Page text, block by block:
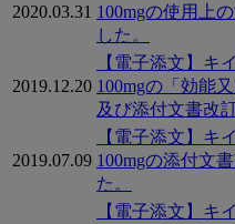
2020.03.31 100mgの使用上
した。
2019.12.20
【電子添文】キ
100mgの「効能
及び添付文書改
2019.07.09
【電子添文】キ
100mgの添付文
た。
【電子添文】キ